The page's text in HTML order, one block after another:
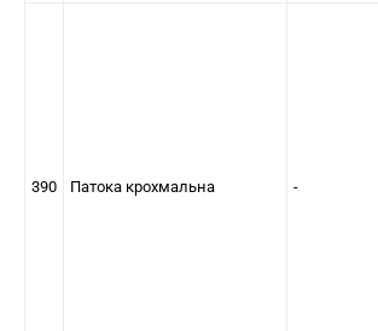
390 Патока крохмальна -